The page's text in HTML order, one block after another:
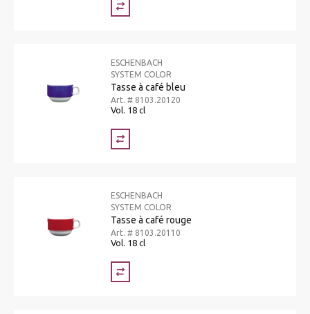
ESCHENBACH
SYSTEM COLOR
Tasse à café bleu
Art. # 8103.20120
Vol. 18 cl
ESCHENBACH
SYSTEM COLOR
Tasse à café rouge
Art. # 8103.20110
Vol. 18 cl